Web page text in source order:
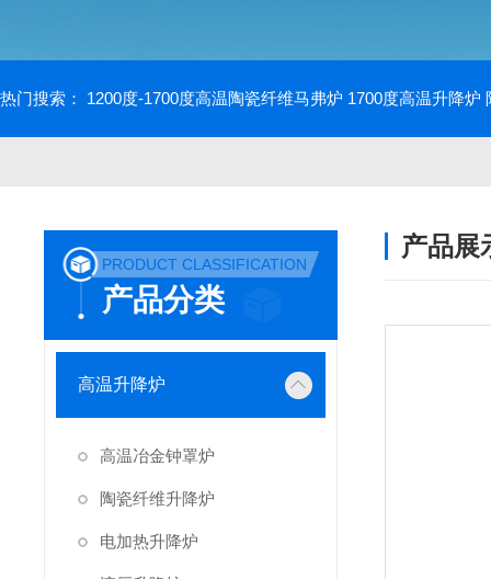
热门搜索： 1200度-1700度高温陶瓷纤维马弗炉 1700度高温升降炉
PRODUCT CLASSIFICATION
产品分类
高温升降炉
高温冶金钟罩炉
陶瓷纤维升降炉
电加热升降炉
产品展